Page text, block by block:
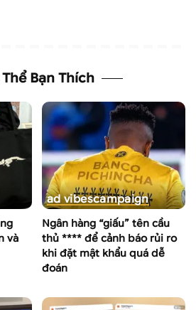
Bạn Thích
và
ad vibescampaign
Ngân hàng “giấu” tên cầu
thủ **** để cảnh báo rủi ro
khi đặt mật khẩu quá dễ
đoán